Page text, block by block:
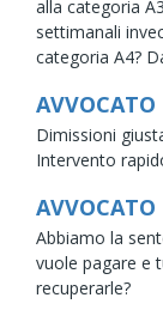
alla categoria
settimanali
categoria A4?
Dimissioni
Intervento
Abbiamo la
vuole pagare e
recuperarle?